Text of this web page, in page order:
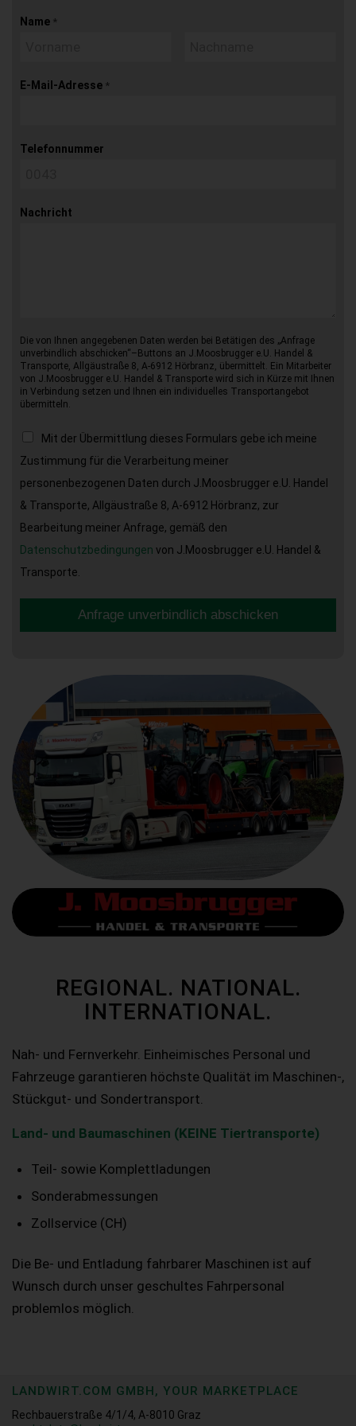
Name *
E-Mail-Adresse *
Telefonnummer
Nachricht
Die von Ihnen angegebenen Daten werden bei Betätigen des „Anfrage
unverbindlich abschicken“–Buttons an J.Moosbrugger e.U. Handel &
Transporte, Allgäustraße 8, A-6912 Hörbranz, übermittelt. Ein Mitarbeiter
von J.Moosbrugger e.U. Handel & Transporte wird sich in Kürze mit Ihnen
in Verbindung setzen und Ihnen ein individuelles Transportangebot
übermitteln.
Mit der Übermittlung dieses Formulars gebe ich meine
Zustimmung für die Verarbeitung meiner
personenbezogenen Daten durch J.Moosbrugger e.U. Handel
& Transporte, Allgäustraße 8, A-6912 Hörbranz, zur
Bearbeitung meiner Anfrage, gemäß den
Datenschutzbedingungen von J.Moosbrugger e.U. Handel &
Transporte.
Anfrage unverbindlich abschicken
REGIONAL. NATIONAL.
INTERNATIONAL.
Nah- und Fernverkehr. Einheimisches Personal und
Fahrzeuge garantieren höchste Qualität im Maschinen-,
Stückgut- und Sondertransport.
Land- und Baumaschinen (KEINE Tiertransporte)
Teil- sowie Komplettladungen
Sonderabmessungen
Zollservice (CH)
Die Be- und Entladung fahrbarer Maschinen ist auf
Wunsch durch unser geschultes Fahrpersonal
problemlos möglich.
LANDWIRT.COM GMBH, YOUR MARKETPLACE
Rechbauerstraße 4/1/4, A-8010 Graz